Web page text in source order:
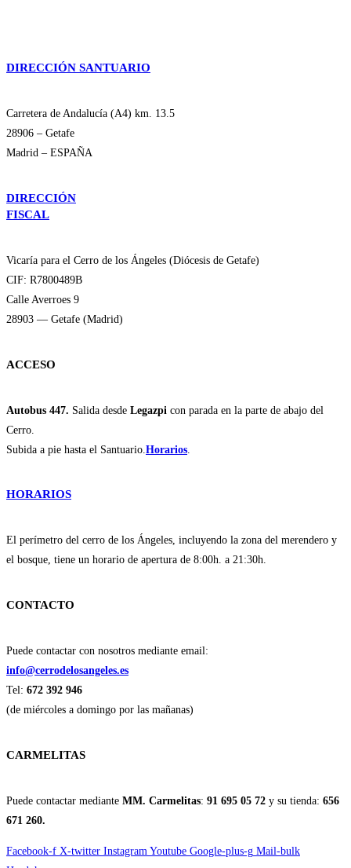
DIRECCIÓN SANTUARIO
Carretera de Andalucía (A4) km. 13.5
28906 – Getafe
Madrid – ESPAÑA
DIRECCIÓN
FISCAL
Vicaría para el Cerro de los Ángeles (Diócesis de Getafe)
CIF: R7800489B
Calle Averroes 9
28903 — Getafe (Madrid)
ACCESO
Autobus 447. Salida desde Legazpi con parada en la parte de abajo del
Cerro.
Subida a pie hasta el Santuario. Horarios
HORARIOS
El perímetro del cerro de los Ángeles, incluyendo la zona del merendero y
el bosque, tiene un horario de apertura de 8:00h. a 21:30h.
CONTACTO
Puede contactar con nosotros mediante email:
info@cerrodelosangeles.es
Tel: 672 392 946
(de miércoles a domingo por las mañanas)
CARMELITAS
Puede contactar mediante MM. Carmelitas: 91 695 05 72 y su tienda: 656
671 260.
Facebook-f X-twitter Instagram Youtube Google-plus-g Mail-bulk